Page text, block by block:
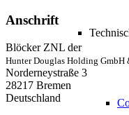
Anschrift
Blöcker ZNL der
Hunter Douglas Holding GmbH
Norderneystraße 3
28217 Bremen
Deutschland